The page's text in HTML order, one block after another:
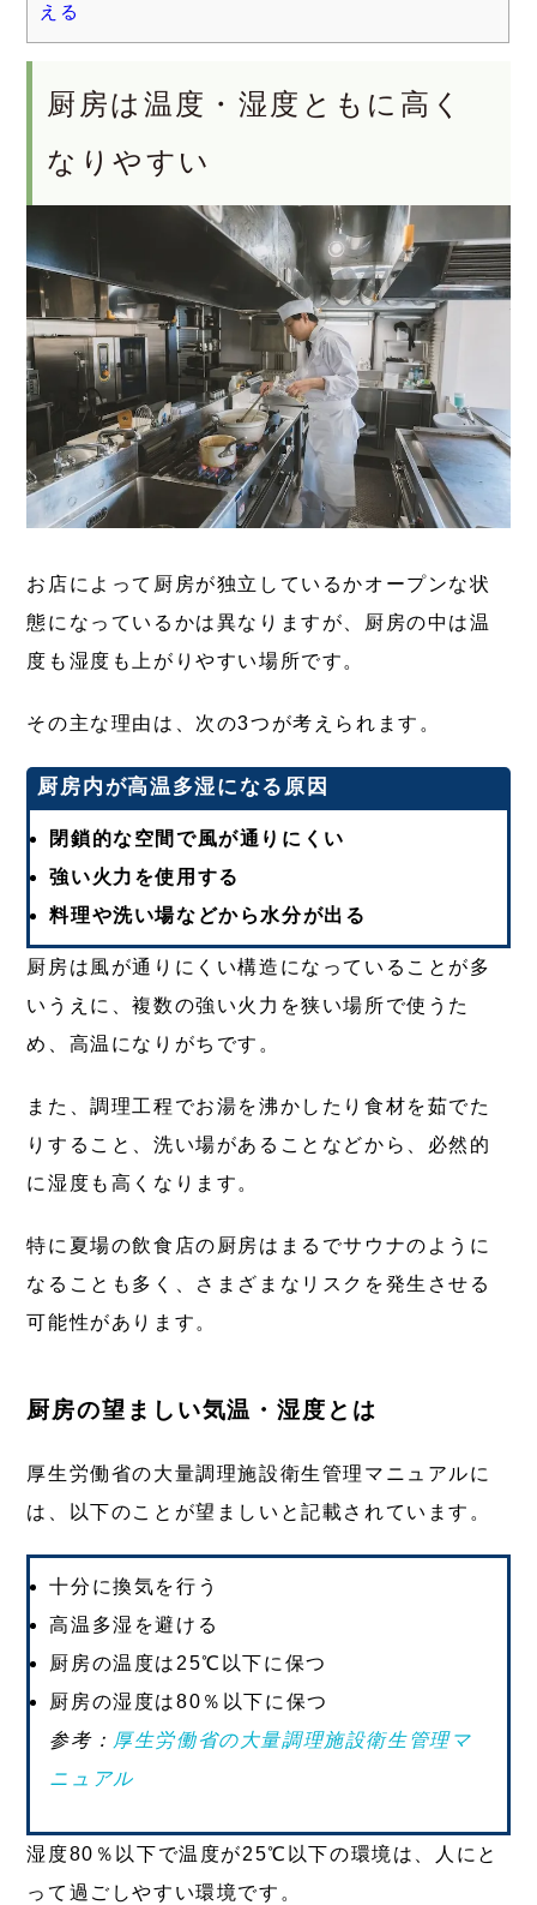
える
厨房は温度・湿度ともに高く
なりやすい
お店によって厨房が独立しているかオープンな状
態になっているかは異なりますが、厨房の中は温
度も湿度も上がりやすい場所です。
その主な理由は、次の3つが考えられます。
厨房内が高温多湿になる原因
閉鎖的な空間で風が通りにくい
強い火力を使用する
料理や洗い場などから水分が出る
厨房は風が通りにくい構造になっていることが多
いうえに、複数の強い火力を狭い場所で使うた
め、高温になりがちです。
また、調理工程でお湯を沸かしたり食材を茹でた
りすること、洗い場があることなどから、必然的
に湿度も高くなります。
特に夏場の飲食店の厨房はまるでサウナのように
なることも多く、さまざまなリスクを発生させる
可能性があります。
厨房の望ましい気温・湿度とは
厚生労働省の大量調理施設衛生管理マニュアルに
は、以下のことが望ましいと記載されています。
十分に換気を行う
高温多湿を避ける
厨房の温度は25℃以下に保つ
厨房の湿度は80％以下に保つ
参考： 厚生労働省の大量調理施設衛生管理マ
ニュアル
湿度80％以下で温度が25℃以下の環境は、人にと
って過ごしやすい環境です。